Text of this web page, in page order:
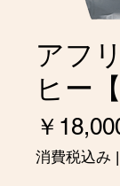
アフ
ヒー
￥
消費税込み |